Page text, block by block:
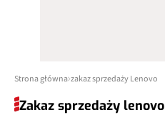
Strona główna zakaz sprzedaży Lenovo
Zakaz sprzedaży lenovo